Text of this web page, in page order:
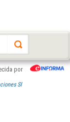
por
Sl